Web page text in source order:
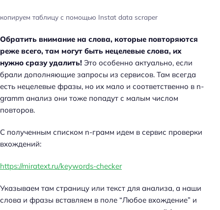
копируем таблицу с помощью Instat data scraper
Обратить внимание на слова, которые повторяются
реже всего, там могут быть нецелевые слова, их
нужно сразу удалить! Это особенно актуально, если
брали дополняющие запросы из сервисов. Там всегда
есть нецелевые фразы, но их мало и соответственно в n-
gramm анализ они тоже попадут с малым числом
повторов.
С полученным списком n-грамм идем в сервис проверки
вхождений:
https://miratext.ru/keywords-checker
Указываем там страницу или текст для анализа, а наши
слова и фразы вставляем в поле “Любое вхождение” и